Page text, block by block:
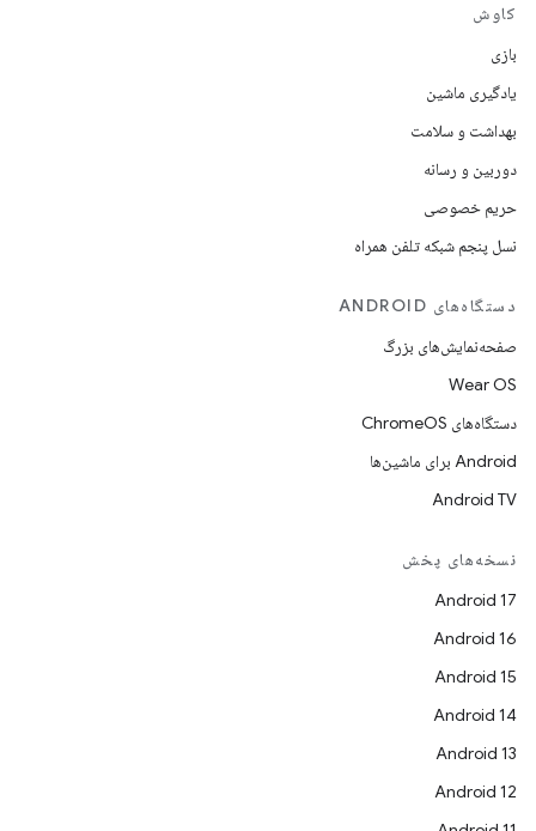
کاوش
بازی
یادگیری ماشین
بهداشت و سلامت
دوربین و رسانه
حریم خصوصی
نسل پنجم شبکه تلفن همراه
دستگاه‌های ANDROID
صفحه‌نمایش‌های بزرگ
Wear OS
دستگاه‌های ChromeOS
Android برای ماشین‌ها
Android TV
نسخه‌های پخش
Android 17
Android 16
Android 15
Android 14
Android 13
Android 12